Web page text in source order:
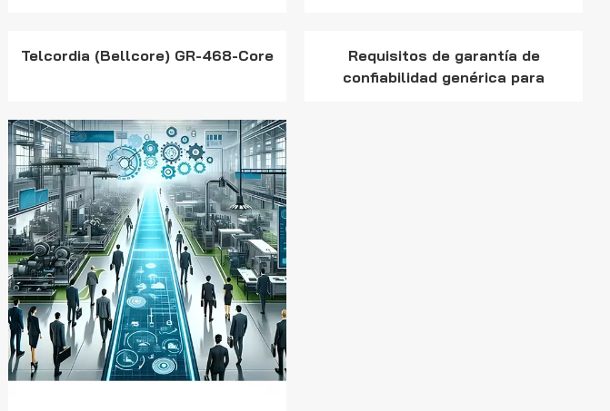
Tiếng Việt
Telcordia (Bellcore) GR-468-Core
Requisitos de garantía de
confiabilidad genérica para